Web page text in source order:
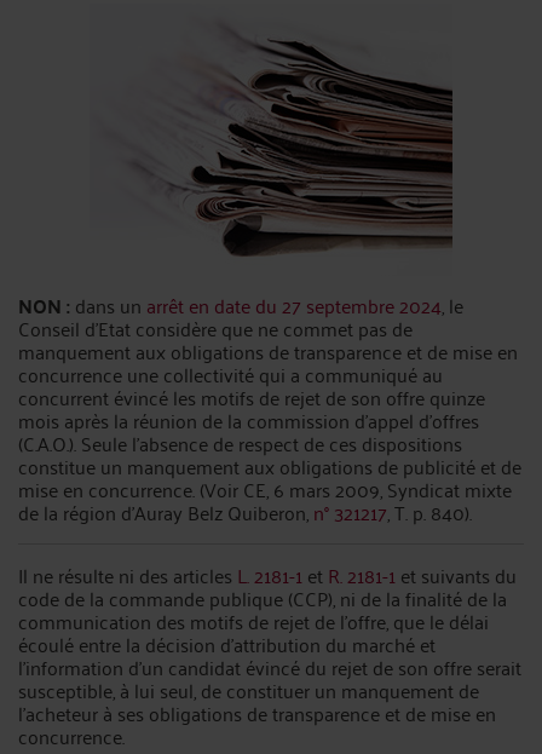
NON : dans un arrêt en date du 27 septembre 2024, le
Conseil d’Etat considère que ne commet pas de
manquement aux obligations de transparence et de mise en
concurrence une collectivité qui a communiqué au
concurrent évincé les motifs de rejet de son offre quinze
mois après la réunion de la commission d’appel d’offres
(C.A.O.). Seule l'absence de respect de ces dispositions
constitue un manquement aux obligations de publicité et de
mise en concurrence. (Voir CE, 6 mars 2009, Syndicat mixte
de la région d'Auray Belz Quiberon,n° 321217, T. p. 840).
Il ne résulte ni des articles L. 2181-1etR. 2181-1et suivants du
code de la commande publique (CCP), ni de la finalité de la
communication des motifs de rejet de l’offre, que le délai
écoulé entre la décision d’attribution du marché et
l’information d’un candidat évincé du rejet de son offre serait
susceptible, à lui seul, de constituer un manquement de
l’acheteur à ses obligations de transparence et de mise en
concurrence.